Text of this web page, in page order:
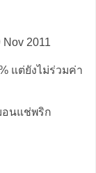
2011
แต่ยังไม่ร่วมค่า
อนแช่พริก